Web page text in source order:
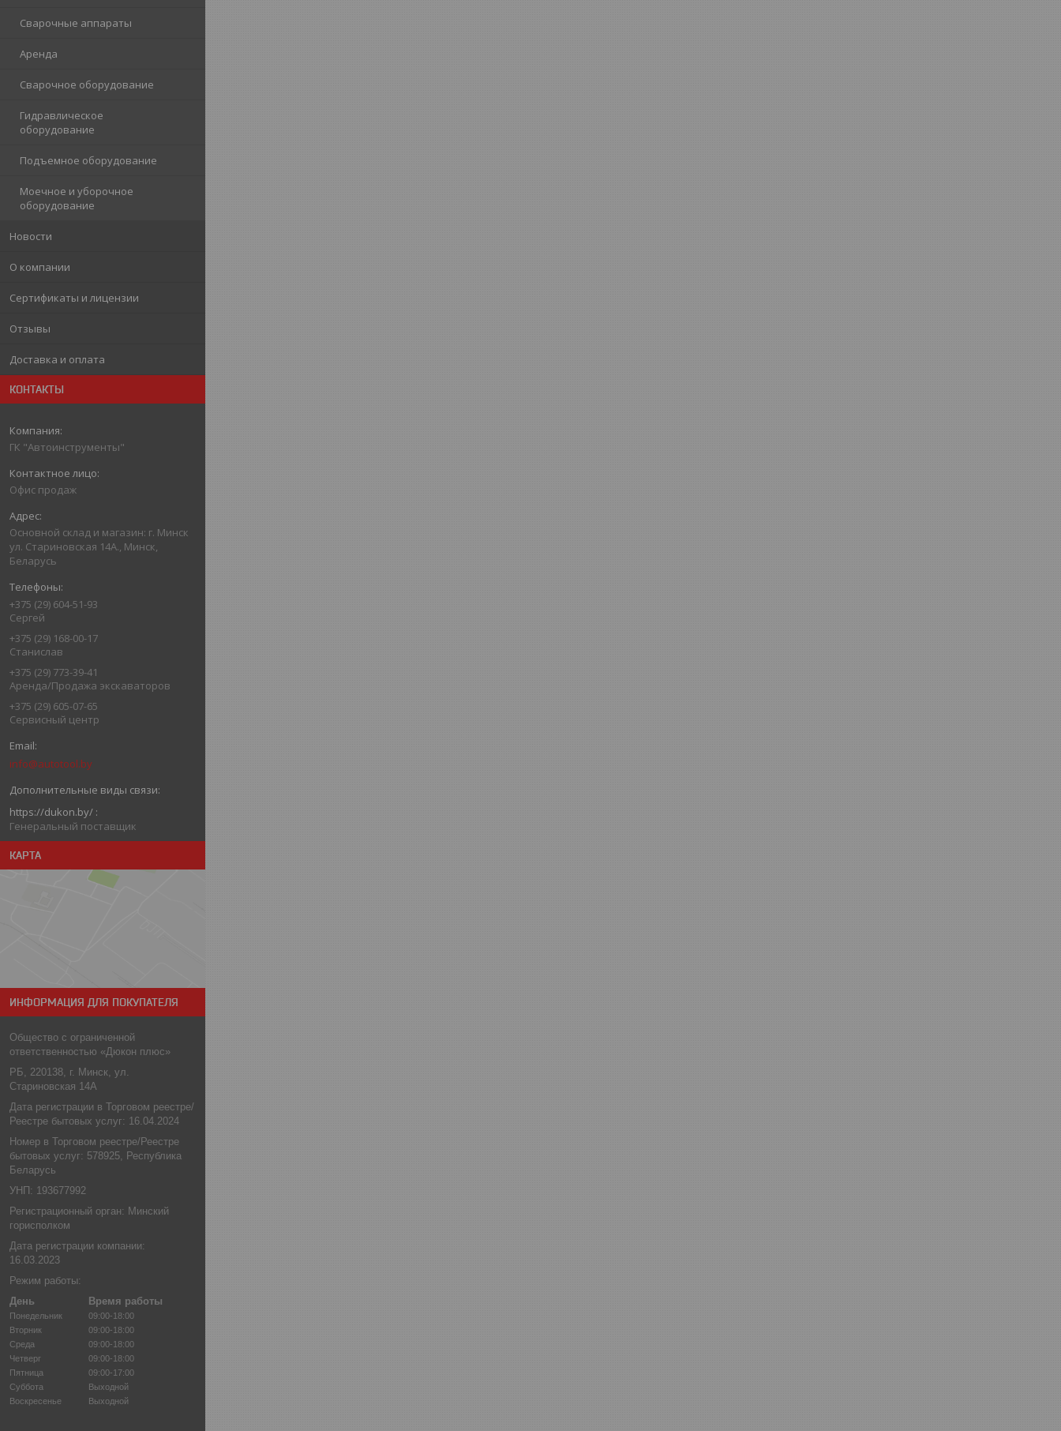
Сварочные аппараты
Аренда
Сварочное оборудование
Гидравлическое
оборудование
Подъемное оборудование
Моечное и уборочное
оборудование
Новости
О компании
Сертификаты и лицензии
Отзывы
Доставка и оплата
КОНТАКТЫ
ГК "Автоинструменты"
Офис продаж
Основной склад и магазин: г. Минск
ул. Стариновская 14А., Минск,
Беларусь
+375 (29) 604-51-93
Сергей
+375 (29) 168-00-17
Станислав
+375 (29) 773-39-41
Аренда/Продажа экскаваторов
+375 (29) 605-07-65
Сервисный центр
info@autotool.by
https://dukon.by/
Генеральный поставщик
КАРТА
ИНФОРМАЦИЯ ДЛЯ ПОКУПАТЕЛЯ
Общество с ограниченной
ответственностью «Дюкон плюс»
РБ, 220138, г. Минск, ул.
Стариновская 14А
Дата регистрации в Торговом реестре/
Реестре бытовых услуг: 16.04.2024
Номер в Торговом реестре/Реестре
бытовых услуг: 578925, Республика
Беларусь
УНП: 193677992
Регистрационный орган: Минский
горисполком
Дата регистрации компании:
16.03.2023
Режим работы:
День
Время работы
Понедельник
09:00-18:00
Вторник
09:00-18:00
Среда
09:00-18:00
Четверг
09:00-18:00
Пятница
09:00-17:00
Суббота
Выходной
Воскресенье
Выходной